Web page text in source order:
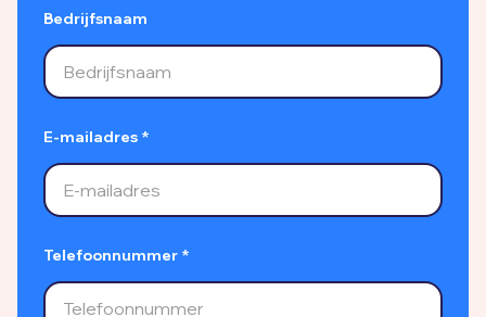
Bedrijfsnaam
E-mailadres *
Telefoonnummer *